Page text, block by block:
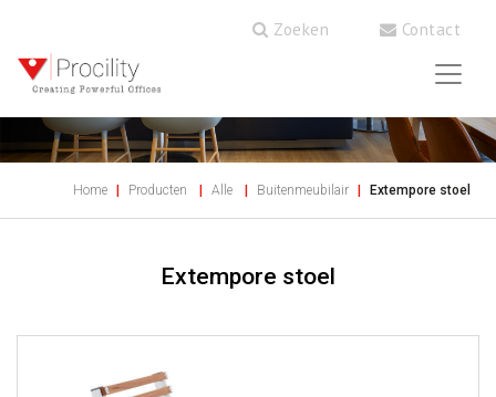
Zoeken Contact
Home Producten Alle Buitenmeubilair Extempore stoel
Extempore stoel